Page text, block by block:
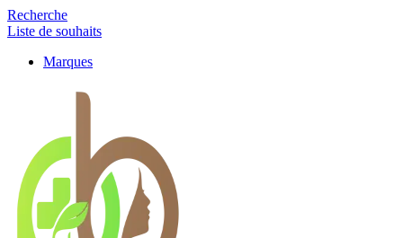
Recherche
Liste de souhaits
Marques